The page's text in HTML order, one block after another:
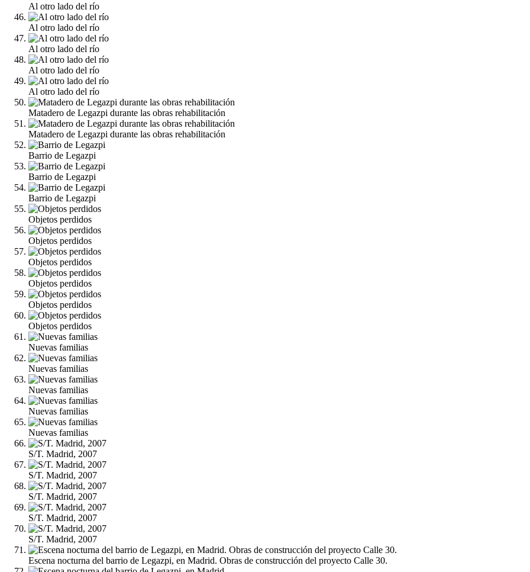
Al otro lado del río
Al otro lado del río
Al otro lado del río
Al otro lado del río
Al otro lado del río
Matadero de Legazpi durante las obras rehabilitación
Matadero de Legazpi durante las obras rehabilitación
Barrio de Legazpi
Barrio de Legazpi
Barrio de Legazpi
Objetos perdidos
Objetos perdidos
Objetos perdidos
Objetos perdidos
Objetos perdidos
Objetos perdidos
Nuevas familias
Nuevas familias
Nuevas familias
Nuevas familias
Nuevas familias
S/T. Madrid, 2007
S/T. Madrid, 2007
S/T. Madrid, 2007
S/T. Madrid, 2007
S/T. Madrid, 2007
Escena nocturna del barrio de Legazpi, en Madrid. Obras de construcción del proyecto Calle 30.